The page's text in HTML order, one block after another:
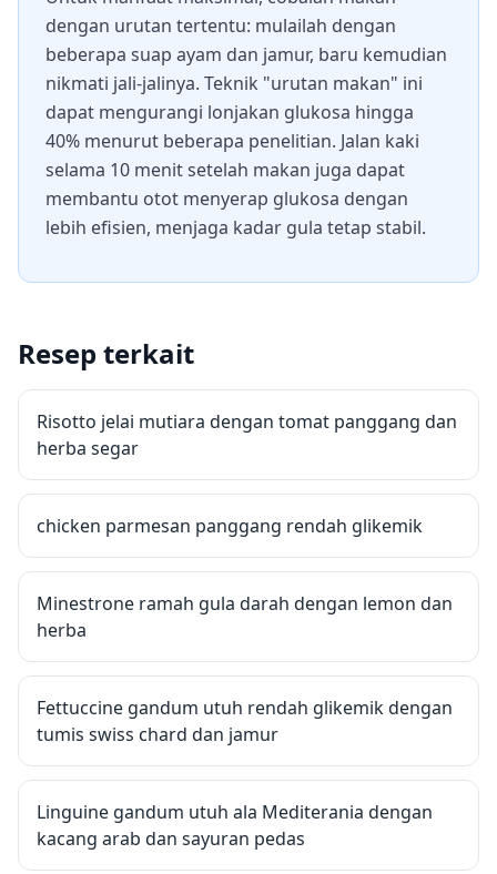
dengan urutan tertentu: mulailah dengan
beberapa suap ayam dan jamur, baru kemudian
nikmati jali-jalinya. Teknik "urutan makan" ini
dapat mengurangi lonjakan glukosa hingga
40% menurut beberapa penelitian. Jalan kaki
selama 10 menit setelah makan juga dapat
membantu otot menyerap glukosa dengan
lebih efisien, menjaga kadar gula tetap stabil.
Resep terkait
Risotto jelai mutiara dengan tomat panggang dan
herba segar
chicken parmesan panggang rendah glikemik
Minestrone ramah gula darah dengan lemon dan
herba
Fettuccine gandum utuh rendah glikemik dengan
tumis swiss chard dan jamur
Linguine gandum utuh ala Mediterania dengan
kacang arab dan sayuran pedas